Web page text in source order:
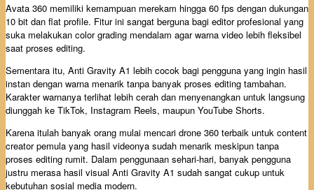
Avata 360 memiliki kemampuan merekam hingga 60 fps dengan dukungan
10 bit dan flat profile. Fitur ini sangat berguna bagi editor profesional yang
suka melakukan color grading mendalam agar warna video lebih fleksibel
saat proses editing.
Sementara itu, Anti Gravity A1 lebih cocok bagi pengguna yang ingin hasil
instan dengan warna menarik tanpa banyak proses editing tambahan.
Karakter warnanya terlihat lebih cerah dan menyenangkan untuk langsung
diunggah ke TikTok, Instagram Reels, maupun YouTube Shorts.
Karena itulah banyak orang mulai mencari drone 360 terbaik untuk content
creator pemula yang hasil videonya sudah menarik meskipun tanpa
proses editing rumit. Dalam penggunaan sehari-hari, banyak pengguna
justru merasa hasil visual Anti Gravity A1 sudah sangat cukup untuk
kebutuhan sosial media modern.